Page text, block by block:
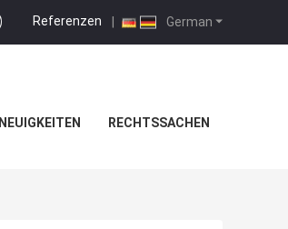
German
Referenzen |
NEUIGKEITEN RECHTSSACHEN